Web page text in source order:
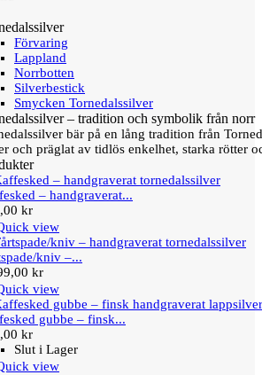
Förvaring
Lappland
Norrbotten
Silverbestick
Smycken Tornedalssilver
– tradition och symbolik från norr
bär på en lång tradition från
och präglat av tidlös enkelhet, starka rötter
– handgraverat...
kr
view
kniv –...
kr
view
gubbe – finsk...
kr
Slut i Lager
view